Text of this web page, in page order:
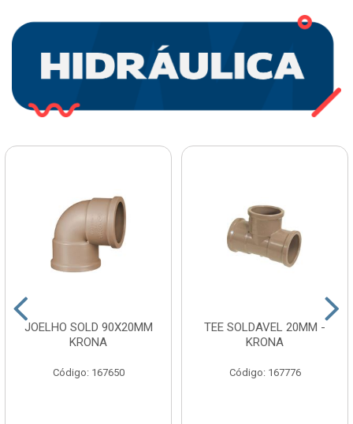
JOELHO SOLD 90X20MM
KRONA
Código: 167650
TEE SOLDAVEL 20MM -
KRONA
Código: 167776